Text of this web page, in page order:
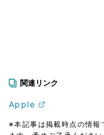
関連リンク
Apple
※本記事は掲載時点の情報